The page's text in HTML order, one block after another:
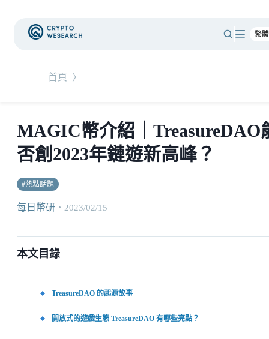
首頁 〉
MAGIC幣介紹｜TreasureDAO
否創2023年鏈遊新高峰？
#熱點話題
每日幣研 ・ 2023/02/15
本文目錄
TreasureDAO 的起源故事
開放式的遊戲生態 TreasureDAO 有哪些亮點？